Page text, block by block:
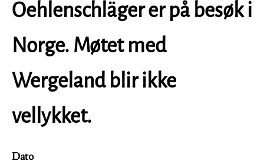
Oehlenschläger er på besøk i
Norge. Møtet med
Wergeland blir ikke
vellykket.
Dato